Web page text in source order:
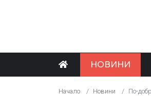
НОВИНИ
Начало Новини По-